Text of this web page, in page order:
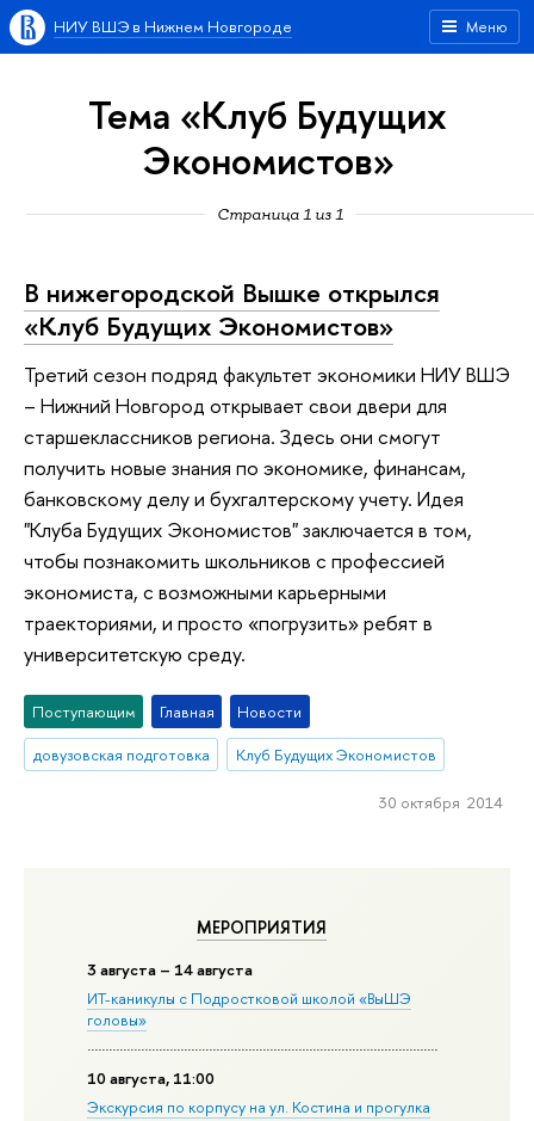
Меню
НИУ ВШЭ в Нижнем Новгороде
Тема «Клуб Будущих
Экономистов»
Страница 1 из 1
МЕРОПРИЯТИЯ
3 августа – 14 августа
ИТ-каникулы с Подростковой школой «ВыШЭ
головы»
10 августа, 11:00
Экскурсия по корпусу на ул. Костина и прогулка
В нижегородской Вышке открылся
«Клуб Будущих Экономистов»
Третий сезон подряд факультет экономики НИУ ВШЭ
– Нижний Новгород открывает свои двери для
старшеклассников региона. Здесь они смогут
получить новые знания по экономике, финансам,
банковскому делу и бухгалтерскому учету. Идея
"Клуба Будущих Экономистов" заключается в том,
чтобы познакомить школьников с профессией
экономиста, с возможными карьерными
траекториями, и просто «погрузить» ребят в
университетскую среду.
Поступающим Главная
Новости
довузовская подготовка
Клуб Будущих Экономистов
30 октября 2014